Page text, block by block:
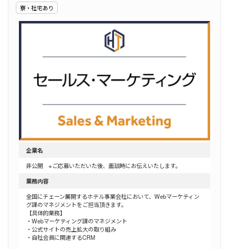
寮・社宅あり
企業名
非公開 ※ご応募いただいた後、面談時にお伝えいたします。
業務内容
全国にチェーン展開するホテル事業会社において、Webマーケティン
グ課のマネジメントをご担当頂きます。
【具体的業務】
・Webマーケティング課のマネジメント
・公式サイトの売上拡大の取り組み
・自社会員に関連するCRM